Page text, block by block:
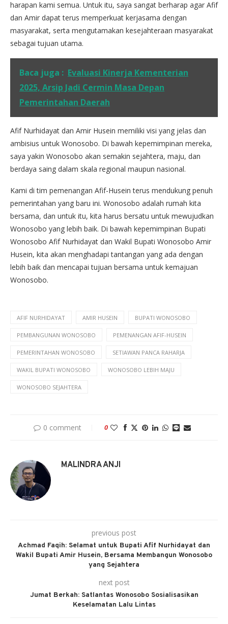
harapan kami semua. Untuk itu, saya sangat berharap agar Afif
dan Amir dapat terus memperkuat kerjasama dengan
masyarakat, serta mengutamakan kesejahteraan masyarakat
sebagai tujuan utama.
Baca juga : Evaluasi Kinerja Kementerian
2025, Arsip Jadi Cermin Masa Depan
Pemerintahan Daerah
Afif Nurhidayat dan Amir Husein memiliki visi yang jelas dan
ambisius untuk Wonosobo. Di bawah kepemimpinan mereka,
saya yakin Wonosobo akan semakin sejahtera, maju, dan
berdaya saing dalam skala regional maupun nasional.
Kami di tim pemenangan Afif-Husein terus mendukung penuh
pemerintahan yang baru ini. Wonosobo adalah rumah kita
bersama, dan untuk itu, kita harus bersatu untuk mewujudkan
Wonosobo yang lebih baik. Di bawah kepemimpinan Bupati
Wonosobo Afif Nurhidayat dan Wakil Bupati Wonosobo Amir
Husein, kita akan menghadapi tantangan yang ada dengan
lebih baik dan mencapai tujuan bersama untuk kemajuan
Wonosobo.
AFIF NURHIDAYAT AMIR HUSEIN BUPATI WONOSOBO
PEMBANGUNAN WONOSOBO PEMENANGAN AFIF-HUSEIN
PEMERINTAHAN WONOSOBO SETIAWAN PANCA RAHARJA
WAKIL BUPATI WONOSOBO WONOSOBO LEBIH MAJU
WONOSOBO SEJAHTERA
0 comment 0
MALINDRA ANJI
previous post
Achmad Faqih: Selamat untuk Bupati Afif Nurhidayat dan
Wakil Bupati Amir Husein, Bersama Membangun Wonosobo
yang Sejahtera
next post
Jumat Berkah: Satlantas Wonosobo Sosialisasikan
Keselamatan Lalu Lintas